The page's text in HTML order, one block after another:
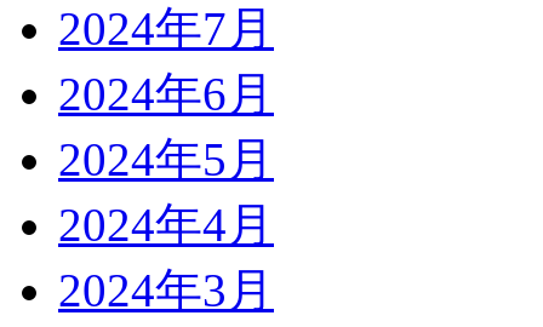
2024年7月
2024年6月
2024年5月
2024年4月
2024年3月